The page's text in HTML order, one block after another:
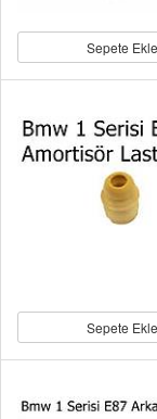
Sepete Ekle
Sepete Ekle